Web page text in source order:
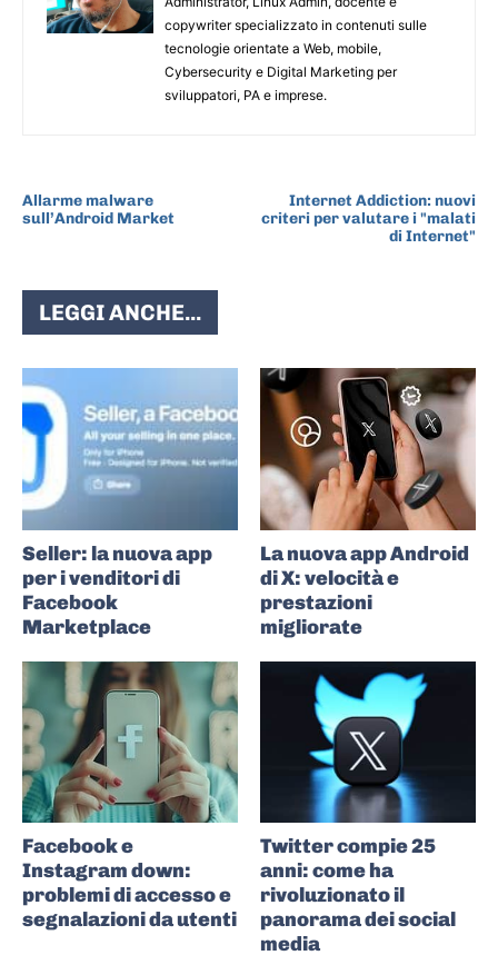
copywriter specializzato in contenuti sulle
tecnologie orientate a Web, mobile,
Cybersecurity e Digital Marketing per
sviluppatori, PA e imprese.
Allarme malware
sull’Android Market
Internet Addiction: nuovi
criteri per valutare i "malati
di Internet"
LEGGI ANCHE...
Seller: la nuova app
per i venditori di
Facebook
Marketplace
La nuova app Android
di X: velocità e
prestazioni
migliorate
Facebook e
Instagram down:
problemi di accesso e
segnalazioni da utenti
Twitter compie 25
anni: come ha
rivoluzionato il
panorama dei social
media